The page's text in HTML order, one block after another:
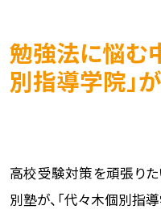
勉強法に悩む
別指導学院」
高校受験対策を頑張り
別塾が、「代々木個別指導